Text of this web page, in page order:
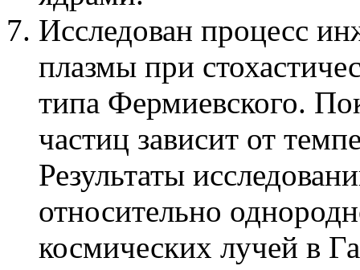
Исследован процесс
плазмы при
типа Фермиевского.
частиц зависит от
Результаты
относительно
космических лучей в